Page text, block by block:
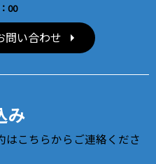
00
問い合わせ
み
こちらからご連絡くださ